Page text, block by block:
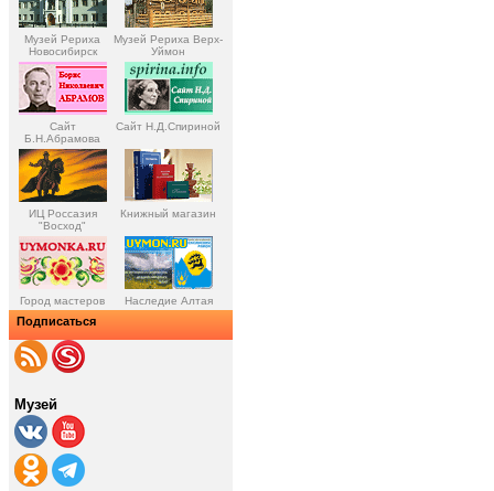
Музей Рериха
Новосибирск
Музей Рериха Верх-
Уймон
Сайт
Б.Н.Абрамова
Сайт Н.Д.Спириной
ИЦ Россазия
"Восход"
Книжный магазин
Город мастеров Наследие Алтая
Подписаться
Музей